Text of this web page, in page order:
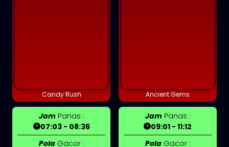
Candy Rush
JamPanas :
07:03 - 08:36
PolaGacor :
Ancient Gems
JamPanas :
09:01 - 11:12
PolaGacor :